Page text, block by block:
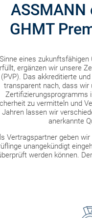
GHMT
eines
ergänzen wir unsere
(PVP). Das akkreditierte
transparent nach, dass wir
Zertifizierungsprogramms
zu vermitteln und
Jahren lassen wir
anerkannte
Vertragspartner geben
unangekündigt
werden können.